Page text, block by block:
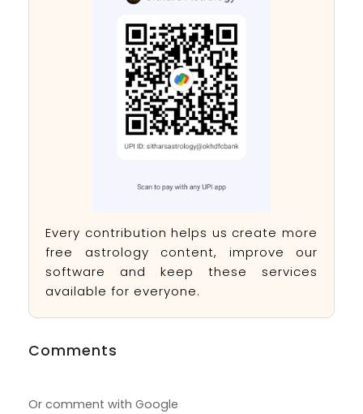
Every contribution helps us create more
free astrology content, improve our
software and keep these services
available for everyone.
Comments
Or comment with Google